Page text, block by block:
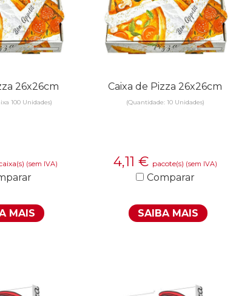
26x26cm
100 Unidades)
(sem IVA)
MAIS
Caixa de Pizza 26x26cm
(Quantidade: 10 Unidades)
4,11 € pacote(s) (sem IVA)
Comparar
SAIBA MAIS